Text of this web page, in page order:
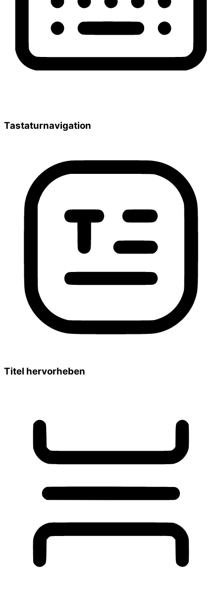
Tastaturnavigation
Titel hervorheben